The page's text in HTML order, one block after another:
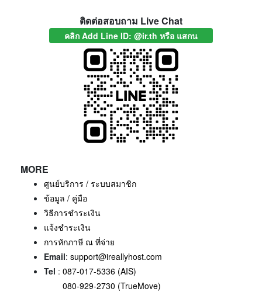
ติดต่อสอบถาม Live Chat
คลิก Add Line ID: @ir.th หรือ แสกน
MORE
ศูนย์บริการ / ระบบสมาชิก
ข้อมูล / คู่มือ
วิธีการชำระเงิน
แจ้งชำระเงิน
การหักภาษี ณ ที่จ่าย
Email: support@ireallyhost.com
Tel : 087-017-5336 (AIS)
080-929-2730 (TrueMove)